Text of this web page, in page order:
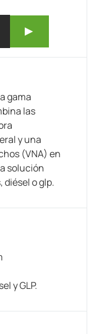
gama
las
y una
(VNA) en
solución
o glp.
y GLP.